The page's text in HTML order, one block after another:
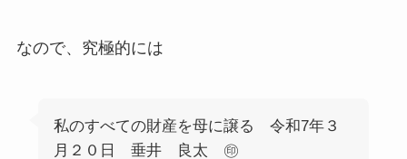
なので、究極的には
私のすべての財産を母に譲る 令和7年３
月２０日 垂井 良太 ㊞